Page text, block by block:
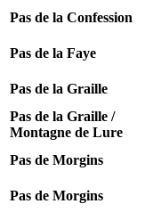
Pas de la Confession
Pas de la Faye
Pas de la Graille
Pas de la Graille /
Montagne de Lure
Pas de Morgins
Pas de Morgins